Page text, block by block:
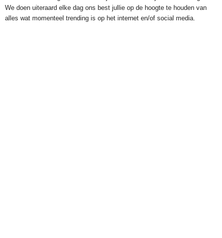
We doen uiteraard elke dag ons best jullie op de hoogte te houden van
alles wat momenteel trending is op het internet en/of social media.